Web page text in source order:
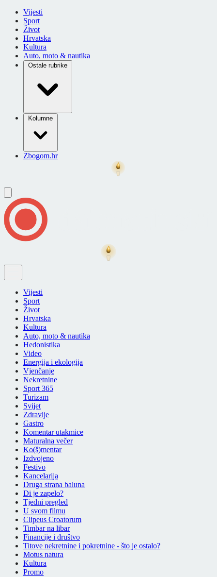
Vijesti
Sport
Život
Hrvatska
Kultura
Auto, moto & nautika
Ostale rubrike
Kolumne
Zbogom.hr
Vijesti
Sport
Život
Hrvatska
Kultura
Auto, moto & nautika
Hedonistika
Video
Energija i ekologija
Vjenčanje
Nekretnine
Sport 365
Turizam
Svijet
Zdravlje
Gastro
Komentar utakmice
Maturalna večer
Ko(š)mentar
Izdvojeno
Festivo
Kancelarija
Druga strana baluna
Di je zapelo?
Tjedni pregled
U svom filmu
Clipeus Croatorum
Timbar na libar
Financije i društvo
Titove nekretnine i pokretnine - što je ostalo?
Motus natura
Kultura
Promo